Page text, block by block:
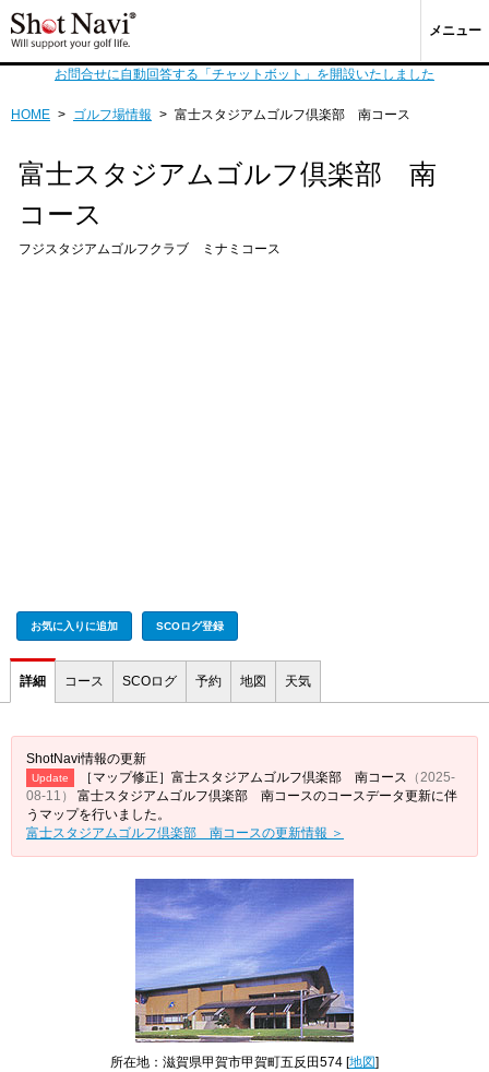
メニュー
お問合せに自動回答する「チャットボット」を開設いたしました
HOME > ゴルフ場情報 > 富士スタジアムゴルフ倶楽部 南コース
富士スタジアムゴルフ倶楽部 南
コース
フジスタジアムゴルフクラブ ミナミコース
お気に入りに追加 SCOログ登録
詳細 コース SCOログ 予約 地図 天気
ShotNavi情報の更新
Update ［マップ修正］富士スタジアムゴルフ倶楽部 南コース
（2025-
08-11）
富士スタジアムゴルフ倶楽部 南コースのコースデータ更新に伴
うマップを行いました。
富士スタジアムゴルフ倶楽部 南コースの更新情報 ＞
所在地：滋賀県甲賀市甲賀町五反田574 [地図]